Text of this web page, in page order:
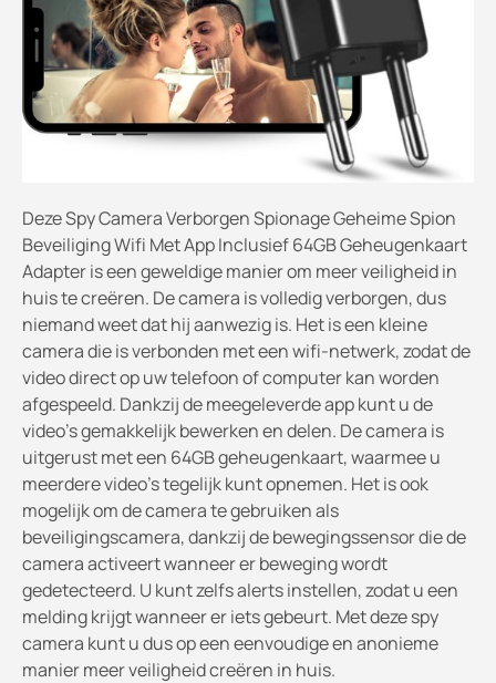
Deze Spy Camera Verborgen Spionage Geheime Spion
Beveiliging Wifi Met App Inclusief 64GB Geheugenkaart
Adapter is een geweldige manier om meer veiligheid in
huis te creëren. De camera is volledig verborgen, dus
niemand weet dat hij aanwezig is. Het is een kleine
camera die is verbonden met een wifi-netwerk, zodat de
video direct op uw telefoon of computer kan worden
afgespeeld. Dankzij de meegeleverde app kunt u de
video's gemakkelijk bewerken en delen. De camera is
uitgerust met een 64GB geheugenkaart, waarmee u
meerdere video's tegelijk kunt opnemen. Het is ook
mogelijk om de camera te gebruiken als
beveiligingscamera, dankzij de bewegingssensor die de
camera activeert wanneer er beweging wordt
gedetecteerd. U kunt zelfs alerts instellen, zodat u een
melding krijgt wanneer er iets gebeurt. Met deze spy
camera kunt u dus op een eenvoudige en anonieme
manier meer veiligheid creëren in huis.